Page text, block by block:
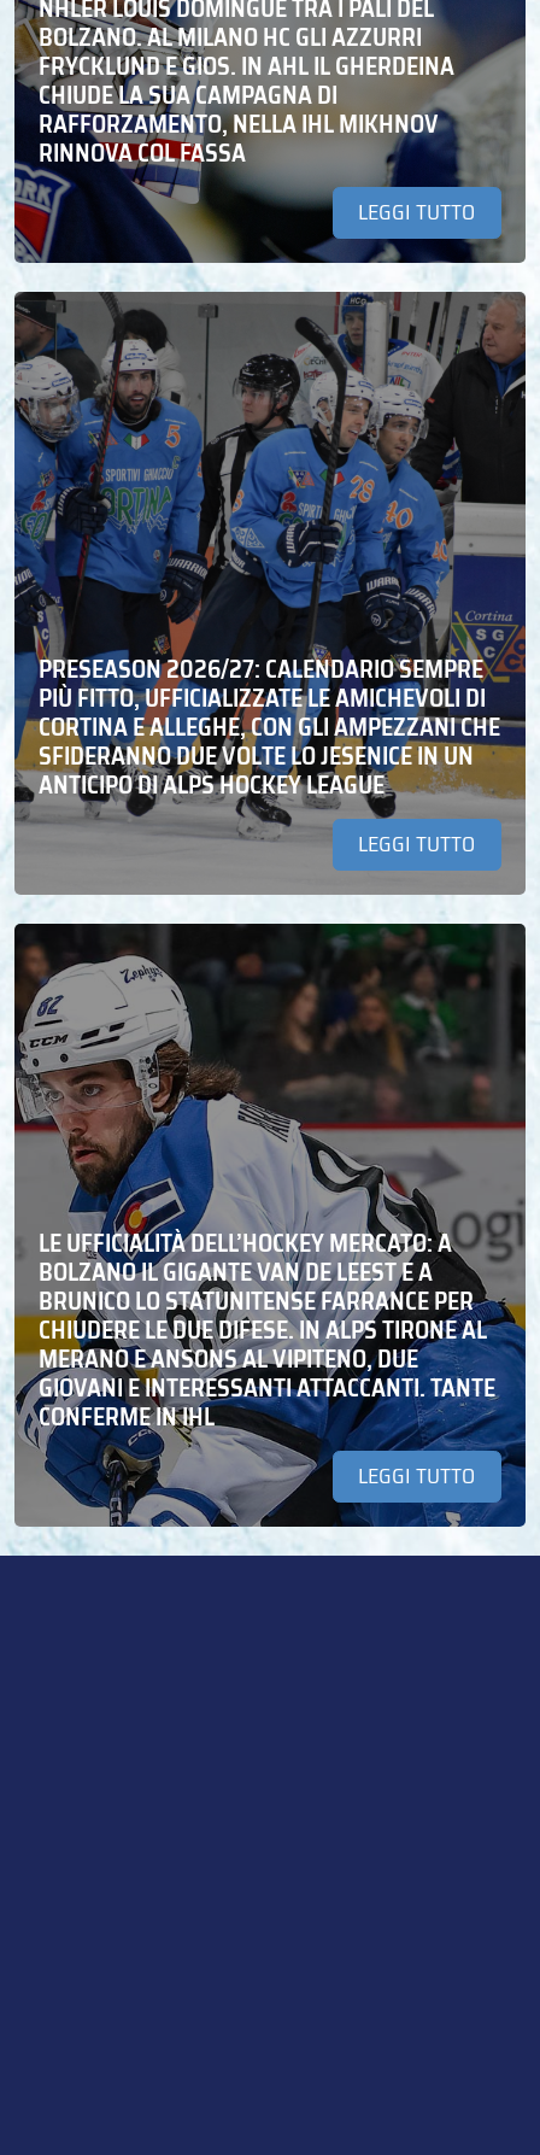
NHLER LOUIS DOMINGUE TRA I PALI DEL
BOLZANO. AL MILANO HC GLI AZZURRI
FRYCKLUND E GIOS. IN AHL IL GHERDEINA
CHIUDE LA SUA CAMPAGNA DI
RAFFORZAMENTO, NELLA IHL MIKHNOV
RINNOVA COL FASSA
LEGGI TUTTO
PRESEASON 2026/27: CALENDARIO SEMPRE
PIÙ FITTO, UFFICIALIZZATE LE AMICHEVOLI DI
CORTINA E ALLEGHE, CON GLI AMPEZZANI CHE
SFIDERANNO DUE VOLTE LO JESENICE IN UN
ANTICIPO DI ALPS HOCKEY LEAGUE
LEGGI TUTTO
LE UFFICIALITÀ DELL’HOCKEY MERCATO: A
BOLZANO IL GIGANTE VAN DE LEEST E A
BRUNICO LO STATUNITENSE FARRANCE PER
CHIUDERE LE DUE DIFESE. IN ALPS TIRONE AL
MERANO E ANSONS AL VIPITENO, DUE
GIOVANI E INTERESSANTI ATTACCANTI. TANTE
CONFERME IN IHL
LEGGI TUTTO